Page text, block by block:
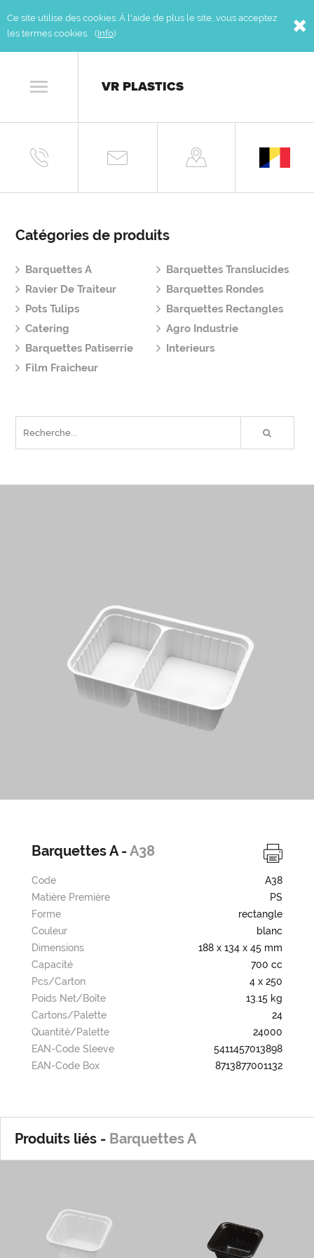
Ce site utilise des cookies. À l'aide de plus le site, vous acceptez
les termes cookies. (Info)
VR PLASTICS
Catégories de produits
Barquettes A
Barquettes Translucides
Ravier De Traiteur
Barquettes Rondes
Pots Tulips
Barquettes Rectangles
Catering
Agro Industrie
Barquettes Patiserrie
Interieurs
Film Fraicheur
Barquettes A -A38
Code
A38
Matière Première
PS
Forme
rectangle
Couleur
blanc
Dimensions
188 x 134 x 45 mm
Capacité
700 cc
Pcs/carton
4 x 250
Poids Net/boîte
13.15 kg
Cartons/palette
24
Quantité/palette
24000
EAN-Code Sleeve
5411457013898
EAN-Code Box
8713877001132
Produits liés - Barquettes A
A0